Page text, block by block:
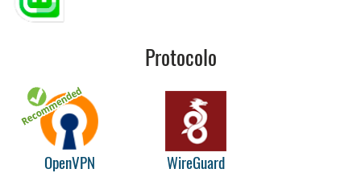
Protocolo
OpenVPN WireGuard